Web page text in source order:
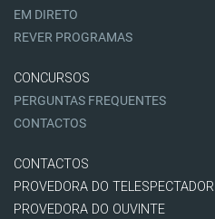
EM DIRETO
REVER PROGRAMAS
CONCURSOS
PERGUNTAS FREQUENTES
CONTACTOS
CONTACTOS
PROVEDORA DO TELESPECTADOR
PROVEDORA DO OUVINTE